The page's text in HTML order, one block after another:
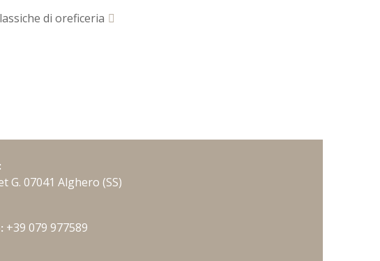
di oreficeria
G. 07041 Alghero (SS)
+39 079 977589